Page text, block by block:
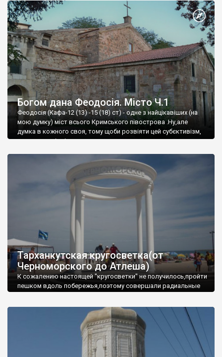
Богом дана Феодосія. Місто Ч.1
Феодосія (Кафа-12 (13) -15 (18) ст) - одне з найцікавіших (на
мою думку) міст всього Кримського півострова .Ну,але
думка в кожного своя, тому щоби розвіяти цей субєктивізм,
запрошую відвідати це
Тарханкутская кругосветка(от
Черноморского до Атлеша)
К сожалению настоящей "кругосветки" не получилось,пройти
пешком вдоль побережья,поэтому совершали радиальные